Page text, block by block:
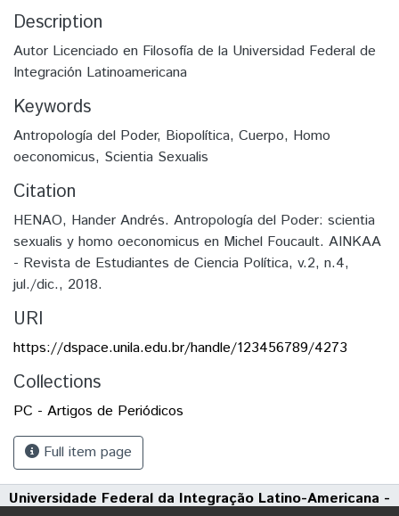
Description
Autor Licenciado en Filosofía de la Universidad Federal de
Integración Latinoamericana
Keywords
Antropología del Poder, Biopolítica, Cuerpo, Homo
oeconomicus, Scientia Sexualis
Citation
HENAO, Hander Andrés. Antropología del Poder: scientia
sexualis y homo oeconomicus en Michel Foucault. AINKAA
- Revista de Estudiantes de Ciencia Política, v.2, n.4,
jul./dic., 2018.
URI
https://dspace.unila.edu.br/handle/123456789/4273
Collections
PC - Artigos de Periódicos
Full item page
Universidade Federal da Integração Latino-Americana -